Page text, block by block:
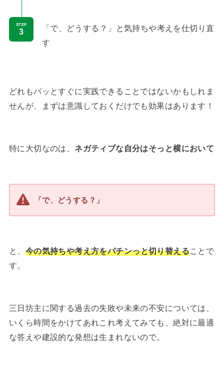
STEP
「で、どうする？」と気持ちや考えを仕切り直
す
どれもパッとすぐに実践できることではないかもしれま
せんが、まずは意識しておくだけでも効果はあります！
特に大切なのは、ネガティブな自分はそっと横において
「で、どうする？」
と、 今の気持ちや考え方をパチンっと切り替えることで
す。
三日坊主に関する過去の失敗や未来の不安については、
いくら時間をかけてあれこれ考えてみても、絶対に最適
な答えや建設的な発想は生まれないので。